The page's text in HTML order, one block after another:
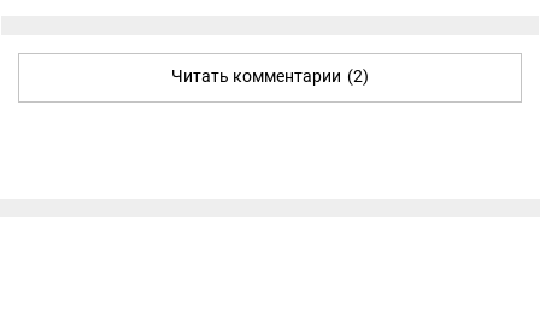
Читать комментарии (2)